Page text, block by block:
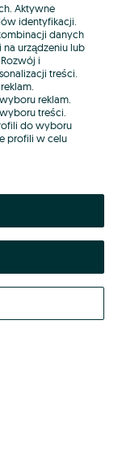
wskazanych powyżej,
brzmieniu.
Aktywne
identyfikacji.
danych
urządzeniu lub
i
treści.
reklam.
treści.
do wyboru
profili w celu